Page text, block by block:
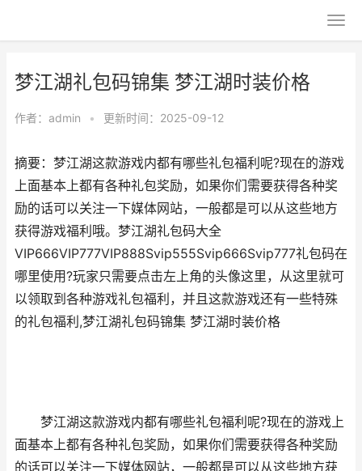
梦江湖礼包码锦集 梦江湖时装价格
作者： admin • 更新时间：2025-09-12
摘要：梦江湖这款游戏内都有哪些礼包福利呢?现在的游戏
上面基本上都有各种礼包奖励，如果你们需要获得各种奖
励的话可以关注一下媒体网站，一般都是可以从这些地方
获得游戏福利哦。梦江湖礼包码大全
VIP666VIP777VIP888Svip555Svip666Svip777礼包码在
哪里使用?玩家只需要点击左上角的头像这里，从这里就可
以领取到各种游戏礼包福利，并且这款游戏还有一些特殊
的礼包福利,梦江湖礼包码锦集 梦江湖时装价格
梦江湖这款游戏内都有哪些礼包福利呢?现在的游戏上
面基本上都有各种礼包奖励，如果你们需要获得各种奖励
的话可以关注一下媒体网站，一般都是可以从这些地方获